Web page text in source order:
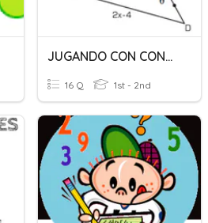
JUGANDO CON CONGRUENCIA DE TRIANGULOS
16 Q 1st - 2nd